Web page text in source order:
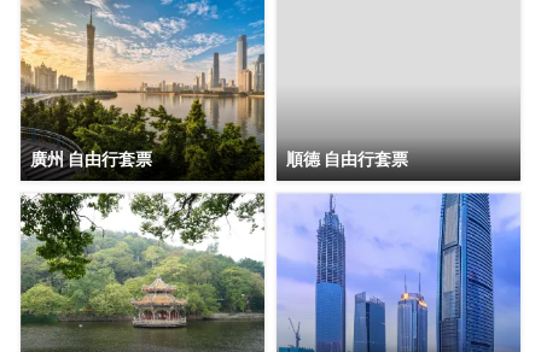
廣州 自由行套票 順德 自由行套票